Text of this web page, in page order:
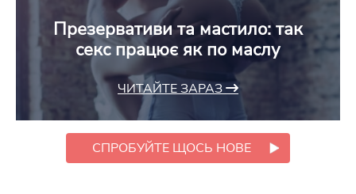
Презервативи та мастило: так
секс працює як по маслу
ЧИТАЙТЕ ЗАРАЗ
СПРОБУЙТЕ ЩОСЬ НОВЕ